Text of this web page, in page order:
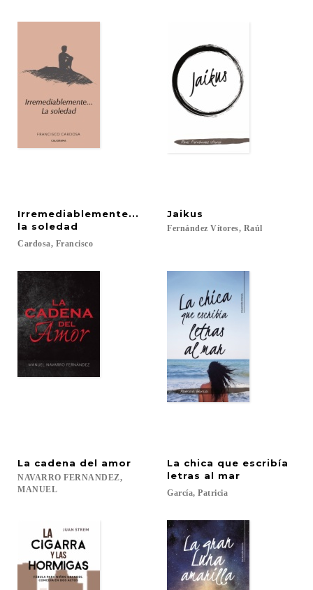
Irremediablemente...
la soledad
Cardosa, Francisco
Jaikus
Fernández Vítores, Raúl
La cadena del amor
NAVARRO FERNANDEZ,
MANUEL
La chica que escribía
letras al mar
García, Patricia